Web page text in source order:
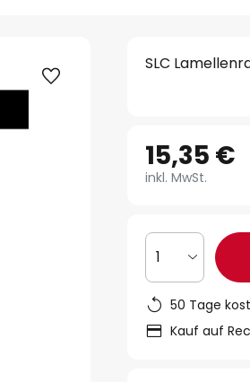
SLC
15,35 €
inkl. MwSt.
1
50 Tage
Kauf auf